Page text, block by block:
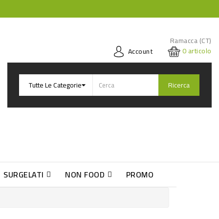
Ramacca (CT)
Account
0articolo
Ricerca
SURGELATI NON FOOD PROMO